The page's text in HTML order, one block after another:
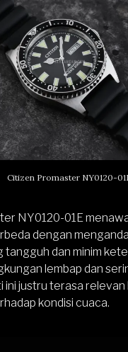
Citizen Promaster NY0120-
NY0120-01E
dengan
tangguh dan minim
lembap dan
ini justru terasa relevan
kondisi cuaca.